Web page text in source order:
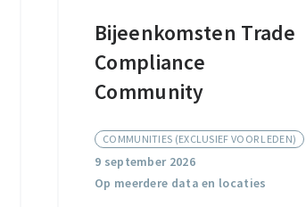
Bijeenkomsten Trade
Compliance
Community
COMMUNITIES (EXCLUSIEF VOOR LEDEN)
9 september 2026
Op meerdere data en locaties
Bijeenkomsten
Trade
Compliance